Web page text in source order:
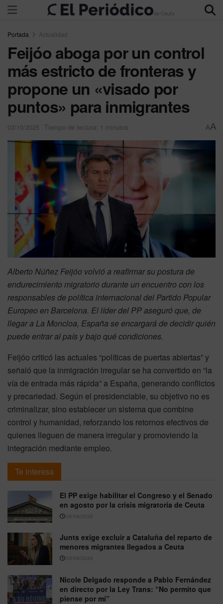
Portada Actualidad
Feijóo aboga por un control
más estricto de fronteras y
propone un «visado por
puntos» para inmigrantes
03/10/2025 Tiempo de lectura: 1 minutos AA
Alberto Núñez Feijóo volvió a reafirmar su postura de
endurecimiento migratorio durante un encuentro con los
responsables de política internacional del Partido Popular
Europeo en Barcelona. El líder del PP aseguró que, de
llegar a La Moncloa, España se encargará de decidir quién
puede entrar al país y bajo qué condiciones.
Feijóo criticó las actuales “políticas de puertas abiertas” y
señaló que la inmigración irregular se ha convertido en “la
vía de entrada más rápida” a España, generando conflictos
y precariedad. Según el presidenciable, su objetivo no es
criminalizar, sino establecer un sistema que combine
control y humanidad, reforzando los retornos efectivos de
quienes lleguen de manera irregular y promoviendo la
integración mediante empleo.
Te interesa
El PP exige habilitar el Congreso y el Senado
en agosto por la crisis migratoria de Ceuta
06/08/2026
Junts exige excluir a Cataluña del reparto de
menores migrantes llegados a Ceuta
05/08/2026
Nicole Delgado responde a Pablo Fernández
en directo por la Ley Trans: “No permito que
piense por mí”